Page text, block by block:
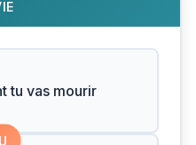
tu vas mourir